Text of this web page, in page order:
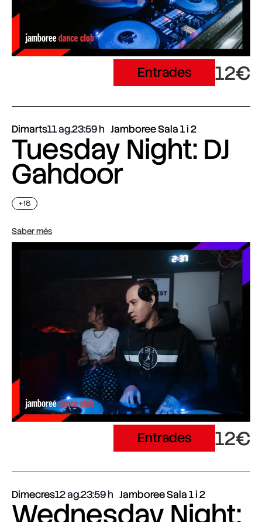
Entrades 12€
Dimarts11 ag.23:59 Jamboree Sala 1 i 2
Tuesday Night: DJ
Gahdoor
+18
Saber més
Entrades 12€
Dimecres12 ag.23:59 Jamboree Sala 1 i 2
Wednesday Night: